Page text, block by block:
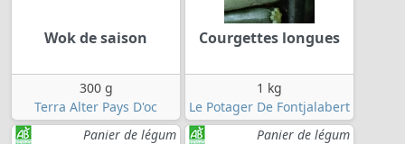
Wok de saison
300 g
Terra Alter Pays D'oc
Courgettes longues
1 kg
Le Potager De Fontjalabert
Panier de légum
Panier de légum